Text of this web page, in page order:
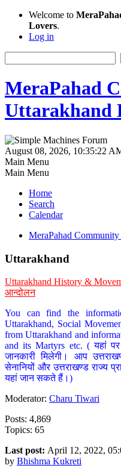
Welcome to
Lovers.
Log in
MeraPahad
Uttarakhand
August 08, 2026, 10:35:22
Main Menu
Main Menu
Home
Search
Calendar
MeraPahad
Uttarakhand
Uttarakhand History &
आन्दोलन
You can find the
Uttarakhand, Social
from Uttarakhand and
and its Martyrs etc. ( यहां
जानकारी मिलेगी। आप
सेनानियों और उत्तराखण्ड राज्य
यहां जान सकते हैं।)
Moderator: Charu Tiwari
Posts: 4,869
Topics: 65
Last post: April 12, 2022,
by Bhishma Kukreti